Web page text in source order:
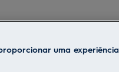
uma experiência